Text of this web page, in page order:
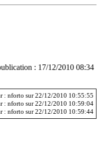
: 17/12/2010 08:34
: nforto sur 22/12/2010 10:55:55
: nforto sur 22/12/2010 10:59:04
: nforto sur 22/12/2010 10:59:44